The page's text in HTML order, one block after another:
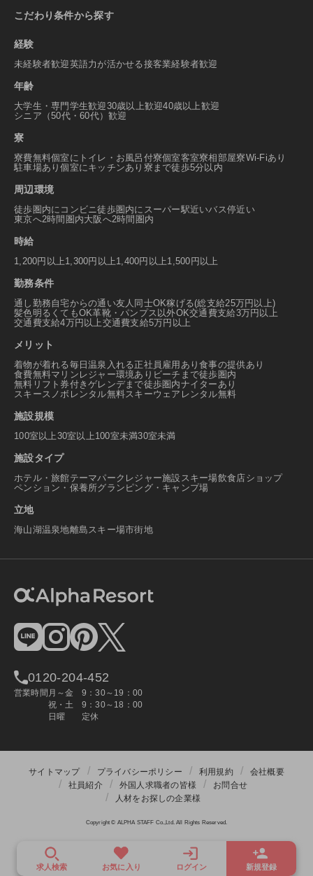
求人検索 お気に入り ログイン 新規登録
こだわり条件から探す
経験
未経験者歓迎英語力が活かせる接客業経験者歓迎
年齢
大学生・専門学生歓迎30歳以上歓迎40歳以上歓迎
シニア（50代・60代）歓迎
寮
寮費無料個室にトイレ・お風呂付寮個室客室寮相部屋寮Wi-Fiあり
駐車場あり個室にキッチンあり 寮まで徒歩5分以内
周辺環境
徒歩圏内にコンビニ徒歩圏内にスーパー駅近いバス停近い
東京へ2時間圏内大阪へ2時間圏内
時給
1,200円以上1,300円以上1,400円以上1,500円以上
勤務条件
通し勤務自宅からの通い友人同士OK稼げる(総支給25万円以上)
髪色明るくてもOK革靴・パンプス以外OK交通費支給3万円以上
交通費支給4万円以上交通費支給5万円以上
メリット
着物が着れる毎日温泉入れる正社員雇用あり食事の提供あり
食費無料マリンレジャー環境あり ビーチまで徒歩圏内
無料リフト券付きゲレンデまで徒歩圏内ナイターあり
スキースノボレンタル無料スキーウェアレンタル無料
施設規模
100室以上30室以上100室未満30室未満
施設タイプ
ホテル・旅館テーマパーク レジャー施設 スキー場飲食店ショップ
ペンション・保養所グランピング・キャンプ場
立地
海山湖温泉地離島スキー場市街地
0120-204-452
営業時間 月～金
9：30～19：00
祝・土
9：30～18：00
日曜
定休
サイトマップ プライバシーポリシー 利用規約
会社概要
社員紹介
外国人求職者の皆様
お問合せ
人材をお探しの企業様
Copyright © ALPHA STAFF Co.,Ltd. All Rights Reserved.